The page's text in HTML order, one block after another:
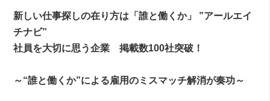
新しい仕事探しの在り方は「誰と働くか」 ”アールエイ
チナビ”
社員を大切に思う企業 掲載数100社突破！
～“誰と働くか”による雇用のミスマッチ解消が奏功～